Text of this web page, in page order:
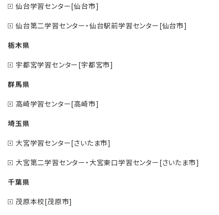
仙台学習センター[仙台市]
仙台第二学習センター・仙台駅前学習センター[仙台市]
栃木県
宇都宮学習センター[宇都宮市]
群馬県
高崎学習センター[高崎市]
埼玉県
大宮学習センター[さいたま市]
大宮第二学習センター・大宮東口学習センター[さいたま市]
千葉県
茂原本校[茂原市]